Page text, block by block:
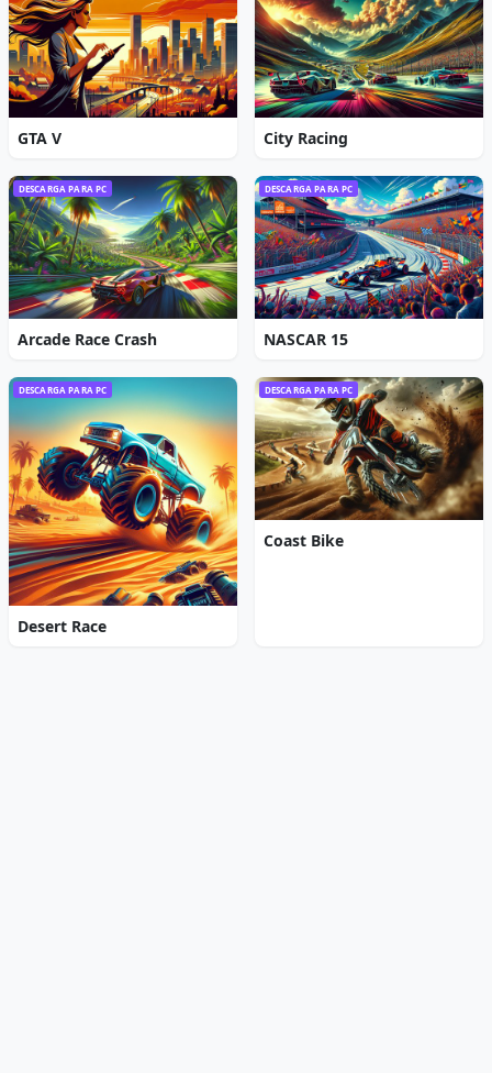
GTA V City Racing
DESCARGA PARA PC
Arcade Race Crash
DESCARGA PARA PC
NASCAR 15
DESCARGA PARA PC
Desert Race
DESCARGA PARA PC
Coast Bike